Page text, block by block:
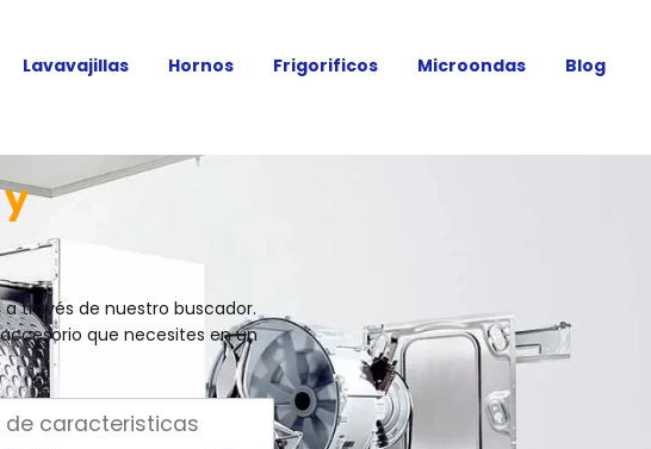
Lavavajillas Hornos Frigorificos Microondas Blog
través de nuestro buscador.
que necesites en un